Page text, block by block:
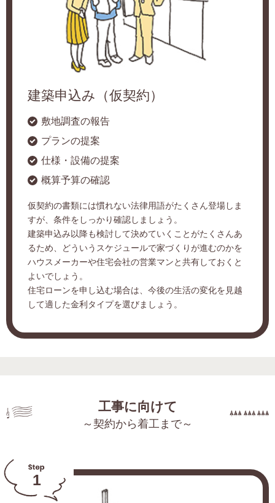
建築申込み（仮契約）
敷地調査の報告
プランの提案
仕様・設備の提案
概算予算の確認
仮契約の書類には慣れない法律用語がたくさん登場しま
すが、条件をしっかり確認しましょう。
建築申込み以降も検討して決めていくことがたくさんあ
るため、どういうスケジュールで家づくりが進むのかを
ハウスメーカーや住宅会社の営業マンと共有しておくと
よいでしょう。
住宅ローンを申し込む場合は、今後の生活の変化を見越
して適した金利タイプを選びましょう。
工事に向けて
～契約から着工まで～
1